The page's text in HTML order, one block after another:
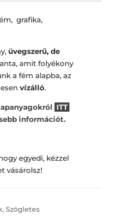
grafika,
üvegszerű, de
amit folyékony
a fém alapba, az
vízálló.
ITT
információt.
egyedi, kézzel
vásárolsz!
, Szögletes